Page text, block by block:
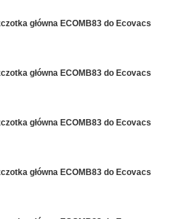
główna ECOMB83 do Ecovacs
główna ECOMB83 do Ecovacs
główna ECOMB83 do Ecovacs
główna ECOMB83 do Ecovacs